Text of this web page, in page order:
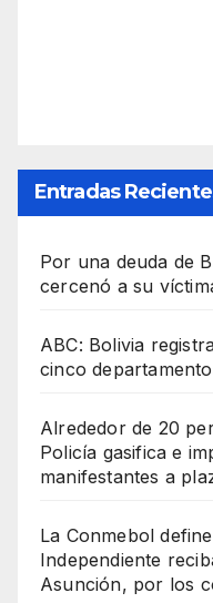
Entradas
Por una deuda de
cercenó a su
ABC: Bolivia
cinco
Alrededor de 20
Policía gasifica e
manifestantes a
La Conmebol
Independiente
Asunción, por los